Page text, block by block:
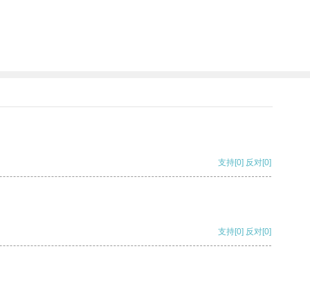
支持[0] 反对[0]
支持[0] 反对[0]